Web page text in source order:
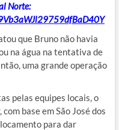
Norte:
que Bruno não havia
na água na tentativa de
uma grande operação
pelas equipes locais, o
base em São José dos
para dar